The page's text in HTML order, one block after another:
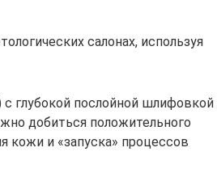
салонах, используя
глубокой послойной шлифовкой
добиться положительного
кожи и «запуска» процессов